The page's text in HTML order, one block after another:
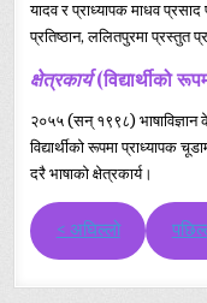
यादव र प्राध्यापक माधव
प्रतिष्ठान, ललितपुरमा प्रस्तुत
क्षेत्रकार्य(विद्यार्थीको
२०५५ (सन् १९९८) भाषाविज्ञान
विद्यार्थीको रूपमा प्राध्यापक
दरै भाषाको क्षेत्रकार्य।
< अघिल्लो